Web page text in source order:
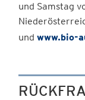
und Samstag
und www.bio-